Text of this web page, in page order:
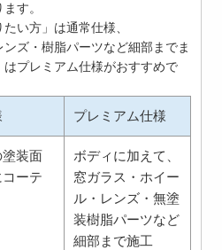
す。
い方」は通常仕様、
ンズ・樹脂パーツなど細部までま
プレミアム仕様がおすすめで
プレミアム仕様
装面
ーテ
ボディに加えて、
窓ガラス・ホイー
ル・レンズ・無塗
装樹脂パーツなど
細部まで施工